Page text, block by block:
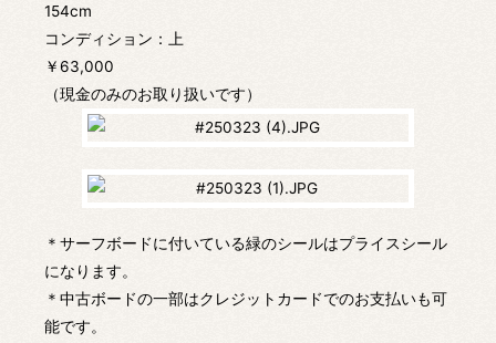
154cm
コンディション：上
￥63,000
（現金のみのお取り扱いです）
＊サーフボードに付いている緑のシールはプライスシール
になります。
＊中古ボードの一部はクレジットカードでのお支払いも可
能です。